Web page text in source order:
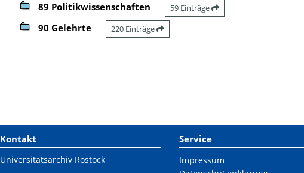
89 Politikwissenschaften 59 Einträge
90 Gelehrte 220 Einträge
Kontakt
Universitätsarchiv Rostock
Service
Impressum